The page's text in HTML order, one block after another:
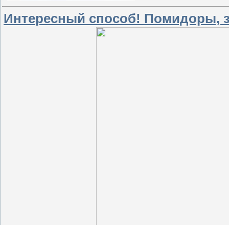
Интересный способ! Помидоры,